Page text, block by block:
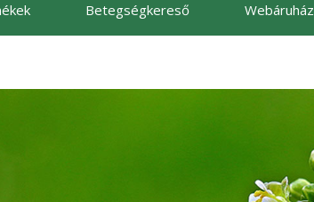
Betegségkereső Webáruház